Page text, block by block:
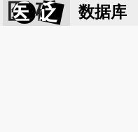
医 砭 数据库